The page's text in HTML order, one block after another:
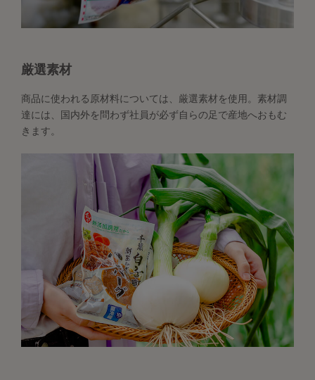
厳選素材
商品に使われる原材料については、厳選素材を使用。素材調
達には、国内外を問わず社員が必ず自らの足で産地へおもむ
きます。